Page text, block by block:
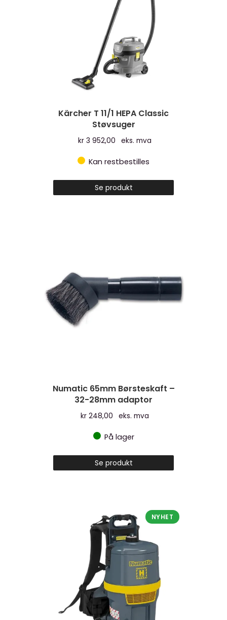
Kärcher T 11/1 HEPA Classic
Støvsuger
kr3 952,00 eks. mva
Kan restbestilles
Se produkt
Numatic 65mm Børsteskaft –
32-28mm adaptor
kr248,00 eks. mva
På lager
Se produkt
NYHET